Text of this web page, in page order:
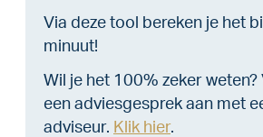
Via deze tool bereken je het
minuut!
Wil je het 100% zeker weten?
een adviesgesprek aan met
adviseur. Klik hier.